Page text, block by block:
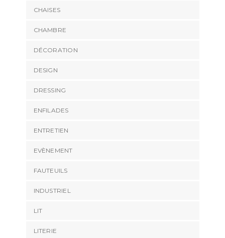
CHAISES
CHAMBRE
DÉCORATION
DESIGN
DRESSING
ENFILADES
ENTRETIEN
EVÈNEMENT
FAUTEUILS
INDUSTRIEL
LIT
LITERIE